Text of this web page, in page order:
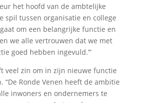
het hoofd van de ambtelijke
spil tussen organisatie en college
om een belangrijke functie en
we alle vertrouwen dat we met
goed hebben ingevuld.’”
veel zin om in zijn nieuwe functie
“De Ronde Venen heeft de ambitie
inwoners en ondernemers te